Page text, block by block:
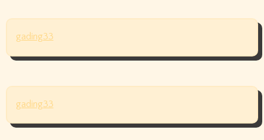
gading33
gading33